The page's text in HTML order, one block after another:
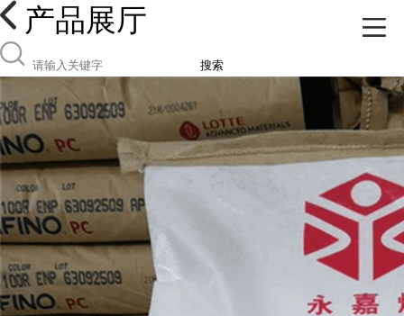
产品展厅
搜索